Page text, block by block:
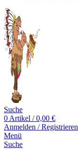
Suche
0 Artikel / 0,00 €
Anmelden / Registrieren
Menü
Suche